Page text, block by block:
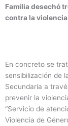
Familia desechó
contra la
En concreto se
sensibilización de
Secundaria a
prevenir la
“Servicio de
Violencia de